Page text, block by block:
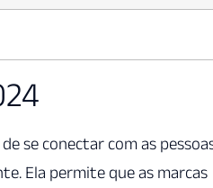
se conectar com as
Ela permite que as marcas